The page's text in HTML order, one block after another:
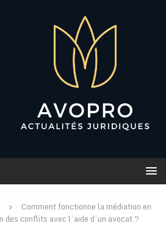
Comment fonctionne la médiation en
des conflits avec l’aide d’un avocat ?